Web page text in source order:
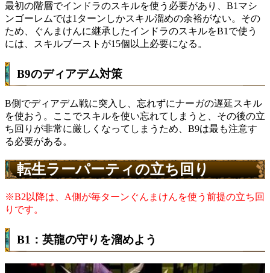
最初の階層でインドラのスキルを使う必要があり、B1マシ
ンゴーレムでは1ターンしかスキル溜めの余裕がない。その
ため、ぐんまけんに継承したインドラのスキルをB1で使う
には、スキルブーストが15個以上必要になる。
B9のディアデム対策
B側でディアデム戦に突入し、忘れずにナーガの遅延スキル
を使おう。ここでスキルを使い忘れてしまうと、その後の立
ち回りが非常に厳しくなってしまうため、B9は最も注意す
る必要がある。
転生ラーパーティの立ち回り
※B2以降は、A側が毎ターンぐんまけんを使う前提の立ち回
りです。
B1：英龍の守りを溜めよう